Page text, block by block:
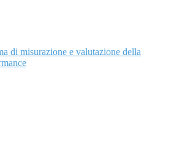
di misurazione e valutazione della